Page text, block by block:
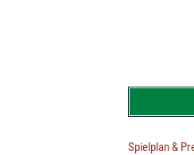
Spielplan &